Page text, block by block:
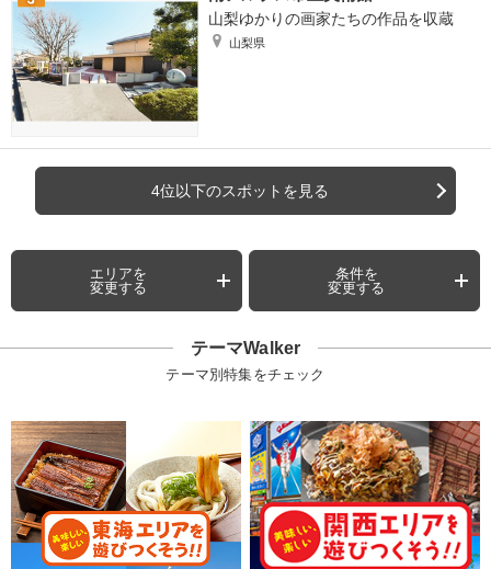
山梨ゆかりの画家たちの作品を収蔵
山梨県
4位以下のスポットを見る
エリアを
変更する
条件を
変更する
テーマWalker
テーマ別特集をチェック